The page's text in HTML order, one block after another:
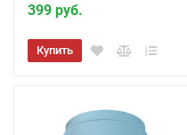
399 руб.
Купить